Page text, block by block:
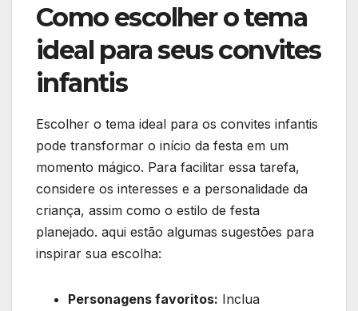
Como escolher o tema
ideal para seus convites
infantis
Escolher o tema ideal para os convites infantis
pode transformar o ⁤início da festa em um
momento⁤ mágico. Para facilitar essa tarefa,
considere os interesses e a personalidade da
criança, assim como o estilo de festa
planejado. aqui estão algumas sugestões para
inspirar‌ sua escolha:
Personagens favoritos: Inclua